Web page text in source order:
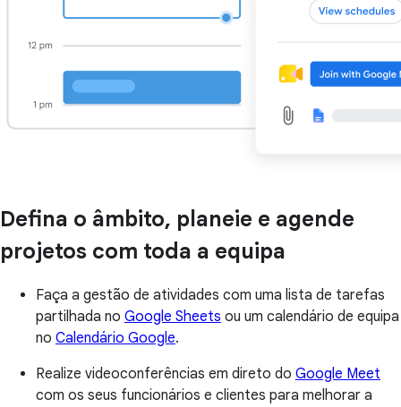
Defina o âmbito, planeie e agende
projetos com toda a equipa
Faça a gestão de atividades com uma lista de tarefas
partilhada no Google Sheets ou um calendário de equipa
no Calendário Google.
Realize videoconferências em direto do Google Meet
com os seus funcionários e clientes para melhorar a